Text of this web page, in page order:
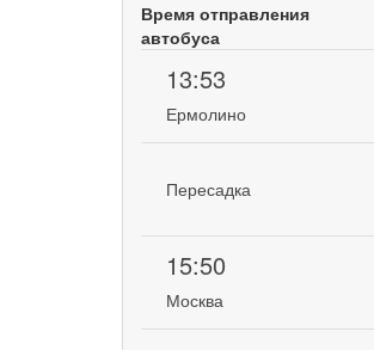
Время отправления
автобуса
13:53
Ермолино
Пересадка
15:50
Москва